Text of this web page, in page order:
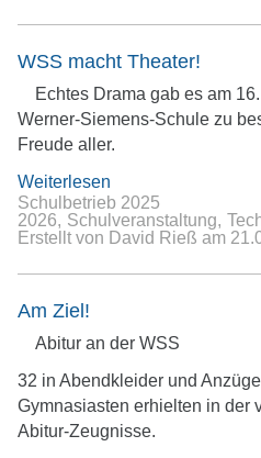
WSS macht Theater!
Echtes Drama gab es am
Werner-Siemens-Schule zu
Freude aller.
Weiterlesen
Schulbetrieb 2025
2026
Schulveranstaltung
Erstellt von David Rieß am
Am Ziel!
Abitur an der WSS
32 in Abendkleider und
Gymnasiasten erhielten in der
Abitur-Zeugnisse.